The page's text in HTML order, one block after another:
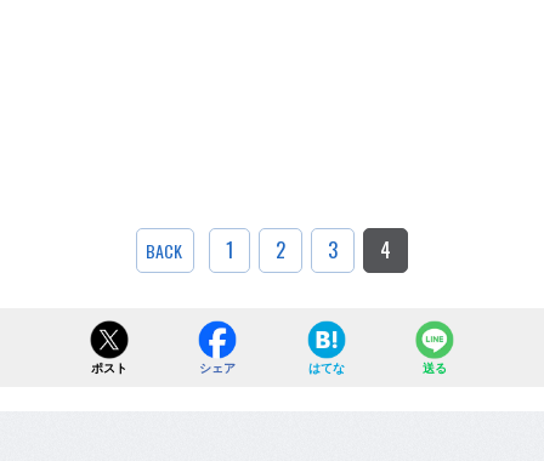
BACK 1 2 3 4
ポスト シェア はてな 送る